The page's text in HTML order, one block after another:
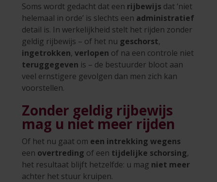
Soms wordt gedacht dat een rijbewijs dat ‘niet
helemaal in orde’ is slechts een administratief
detail is. In werkelijkheid stelt het rijden zonder
geldig rijbewijs – of het nu geschorst,
ingetrokken, verlopen of na een controle niet
teruggegeven is – de bestuurder bloot aan
veel ernstigere gevolgen dan men zich kan
voorstellen.
Zonder geldig rijbewijs
mag u niet meer rijden
Of het nu gaat om een intrekking wegens
een overtreding of een tijdelijke schorsing,
het resultaat blijft hetzelfde: u mag niet meer
achter het stuur kruipen.